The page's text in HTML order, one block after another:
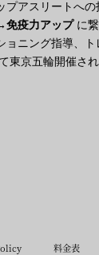
プアスリートへ
疫力アップに繋
ニング指導、ト
東京五輪開催さ
料金表